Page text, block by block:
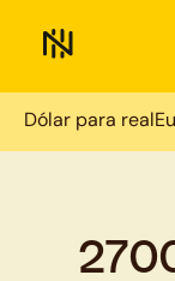
Dólar para real